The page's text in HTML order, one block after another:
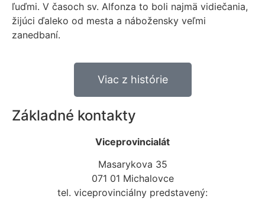
ľuďmi. V časoch sv. Alfonza to boli najmä vidiečania,
žijúci ďaleko od mesta a nábožensky veľmi
zanedbaní.
Viac z histórie
Základné kontakty
Viceprovincialát
Masarykova 35
071 01 Michalovce
tel. viceprovinciálny predstavený: